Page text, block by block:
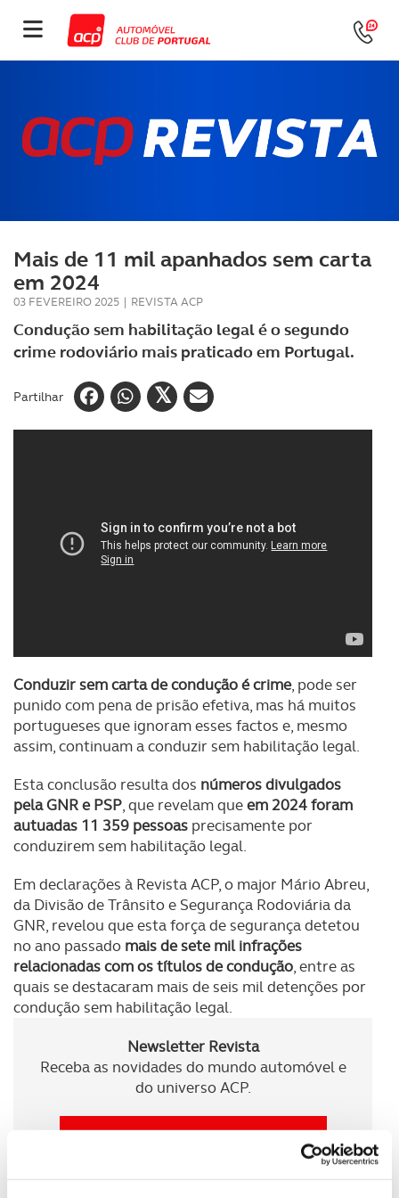
Mais de 11 mil apanhados sem carta
em 2024
03 FEVEREIRO 2025 | REVISTA ACP
Condução sem habilitação legal é o segundo
crime rodoviário mais praticado em Portugal.
Partilhar
Conduzir sem carta de condução é crime, pode ser
punido com pena de prisão efetiva, mas há muitos
portugueses que ignoram esses factos e, mesmo
assim, continuam a conduzir sem habilitação legal.
Esta conclusão resulta dos números divulgados
pela GNR e PSP, que revelam queem 2024 foram
autuadas 11 359 pessoas precisamente por
conduzirem sem habilitação legal.
Em declarações à Revista ACP, o major Mário Abreu,
da Divisão de Trânsito e Segurança Rodoviária da
GNR, revelou que esta força de segurança detetou
no ano passado mais de sete mil infrações
relacionadas com os títulos de condução, entre as
quais se destacaram mais de seis mil detenções por
condução sem habilitação legal.
Newsletter Revista
Receba as novidades do mundo automóvel e
do universo ACP.